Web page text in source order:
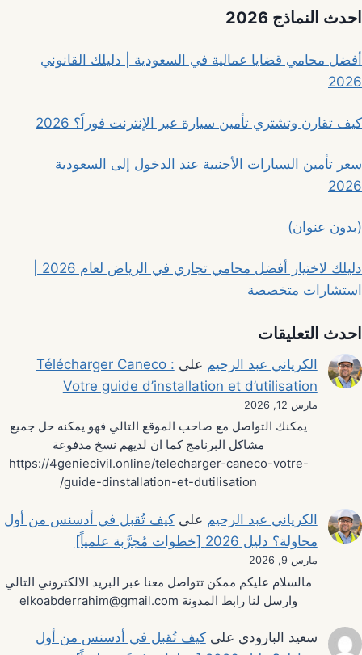
احدث النماذج 2026
أفضل محامي قضايا عمالية في السعودية | دليلك القانوني
2026
كيف تقارن وتشتري تأمين سيارة عبر الإنترنت فوراً؟ 2026
سعر تأمين السيارات الأجنبية عند الدخول إلى السعودية
2026
(بدون عنوان)
استشارات متخصصة
احدث التعليقات
الكرياني عبد الرحيم على Télécharger Caneco :
Votre guide d’installation et d’utilisation
مارس 12, 2026
يمكنك التواصل مع صاحب الموقع التالي فهو يمكنه حل جميع
مشاكل البرنامج كما ان لديهم نسخ مدفوعة
https://4geniecivil.online/telecharger-caneco-votre-
guide-dinstallation-et-dutilisation/
الكرياني عبد الرحيم علىكيف تُقبل في أدسنس من أول
محاولة؟ دليل 2026 [خطوات مُجرَّبة علمياً]
مارس 9, 2026
مالسلام عليكم ممكن تتواصل معنا عبر البريد الالكتروني التالي
وارسل لنا رابط المدونة elkoabderrahim@gmail.com
سعيد البارودي علىكيف تُقبل في أدسنس من أول